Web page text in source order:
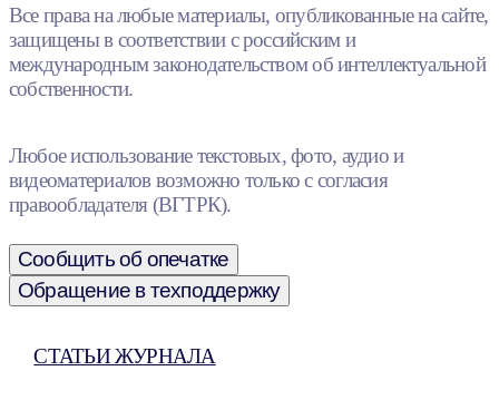
Все права на любые материалы, опубликованные на сайте,
защищены в соответствии с российским и
международным законодательством об интеллектуальной
собственности.
Любое использование текстовых, фото, аудио и
видеоматериалов возможно только с согласия
правообладателя (ВГТРК).
Сообщить об опечатке
Обращение в техподдержку
СТАТЬИ ЖУРНАЛА